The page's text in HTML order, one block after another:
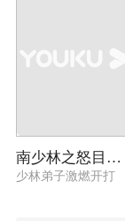
南少林之怒目金刚
少林弟子激燃开打